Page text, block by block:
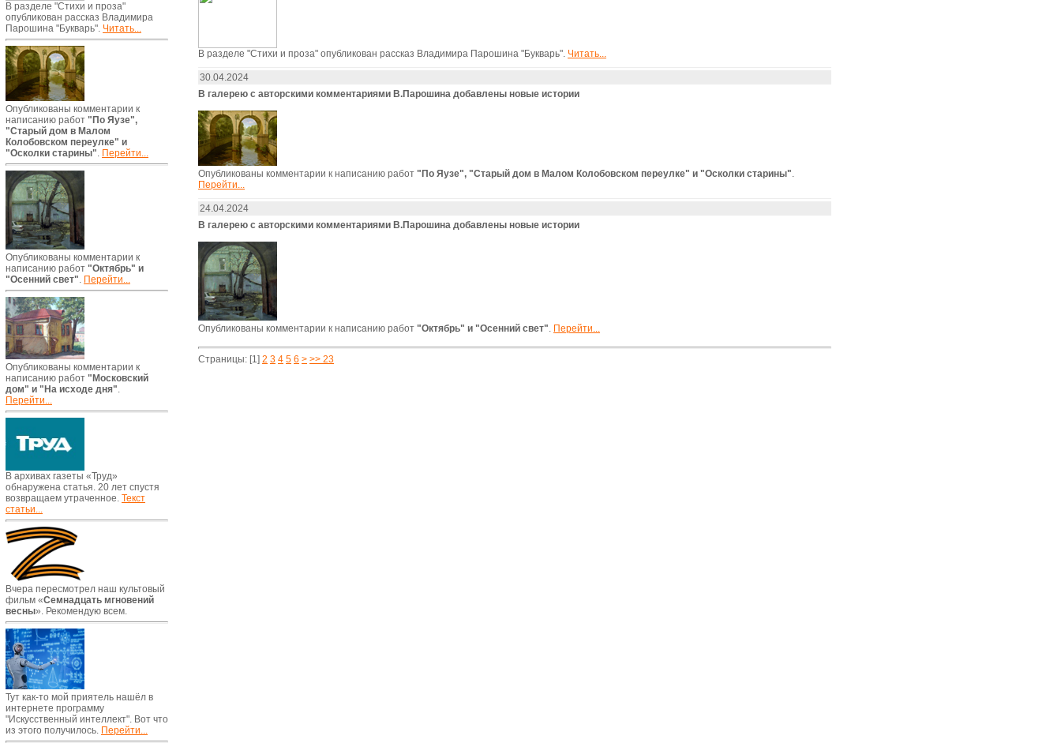
В разделе "Стихи и проза"
опубликован рассказ Владимира
Парошина "Букварь". Читать...
Опубликованы комментарии к
написанию работ "По Яузе",
"Старый дом в Малом
Колобовском переулке" и
"Осколки старины". Перейти...
Опубликованы комментарии к
написанию работ "Октябрь" и
"Осенний свет". Перейти...
Опубликованы комментарии к
написанию работ "Московский
дом" и "На исходе дня".
Перейти...
В архивах газеты «Труд»
обнаружена статья. 20 лет спустя
возвращаем утраченное. Текст
статьи...
Вчера пересмотрел наш культовый
фильм «Семнадцать мгновений
весны». Рекомендую всем.
Тут как-то мой приятель нашёл в
интернете программу
"Искусственный интеллект". Вот что
из этого получилось. Перейти...
В разделе "Стихи и проза" опубликован рассказ Владимира Парошина "Букварь". Читать...
30.04.2024
В галерею с авторскими комментариями В.Парошина добавлены новые истории
Опубликованы комментарии к написанию работ "По Яузе", "Старый дом в Малом Колобовском переулке" и "Осколки старины"
Перейти...
24.04.2024
В галерею с авторскими комментариями В.Парошина добавлены новые истории
Опубликованы комментарии к написанию работ "Октябрь" и "Осенний свет" Перейти...
Страницы: [1] 2 3 4 5 6 > >> 23